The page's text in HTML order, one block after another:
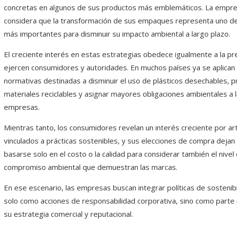
concretas en algunos de sus productos más emblemáticos. La
considera que la transformación de sus empaques representa uno
más importantes para disminuir su impacto ambiental a largo plazo.
El creciente interés en estas estrategias obedece igualmente a la
ejercen consumidores y autoridades. En muchos países ya se aplican
normativas destinadas a disminuir el uso de plásticos desechables,
materiales reciclables y asignar mayores obligaciones ambientales a
empresas.
Mientras tanto, los consumidores revelan un interés creciente por
vinculados a prácticas sostenibles, y sus elecciones de compra dejan
basarse solo en el costo o la calidad para considerar también el nivel
compromiso ambiental que demuestran las marcas.
En ese escenario, las empresas buscan integrar políticas de
solo como acciones de responsabilidad corporativa, sino como parte
su estrategia comercial y reputacional.